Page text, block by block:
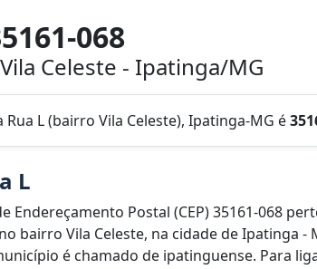
068
Celeste - Ipatinga/MG
Rua L (bairro Vila Celeste), Ipatinga-MG é
L
Endereçamento Postal (CEP) 35161-068
bairro Vila Celeste, na cidade de Ipatinga -
é chamado de ipatinguense. Para